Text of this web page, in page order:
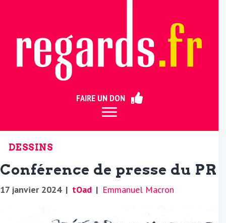
FAIRE UN DON
DESSINS
Conférence de presse du PR
17 janvier 2024 | tOad | Emmanuel Macron